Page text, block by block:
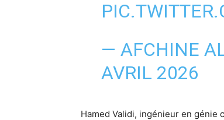
— AFCHINE
AVRIL 2026
Hamed Validi, ingénieur en génie